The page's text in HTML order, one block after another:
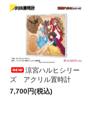
涼宮ハルヒシリー
ズ アクリル置時計
7,700円(税込)